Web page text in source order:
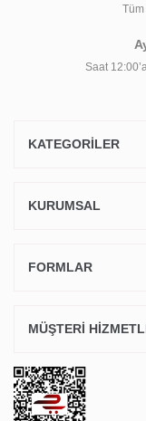
Saat
KATEGORİLER
KURUMSAL
FORMLAR
MÜŞTERİ